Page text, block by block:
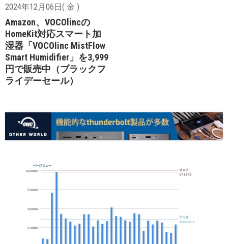
2024年12月06日( 金 )
Amazon、VOCOlincの
HomeKit対応スマート加
湿器「VOCOlinc MistFlow
Smart Humidifier」を3,999
円で販売中（ブラックフ
ライデーセール）